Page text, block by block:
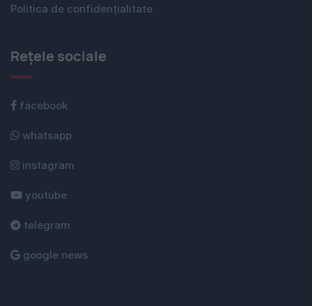
Politica de confidențialitate
Rețele sociale
facebook
whatsapp
instagram
youtube
telegram
google news